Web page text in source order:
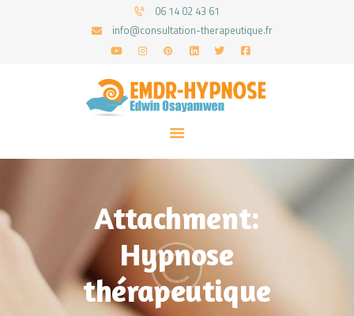
06 14 02 43 61
info@consultation-therapeutique.fr
Attachment:
Hypnose
thérapeutique
ACCUEIL
MON APPROCHE
ARTICLES
PRENEZ UN RDV